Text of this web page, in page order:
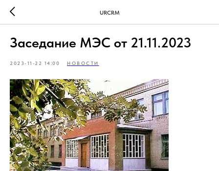
URCRM
Заседание МЭС от 21.11.2023
2023-11-22 14:00 НОВОСТИ